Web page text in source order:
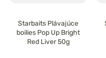
Starbaits Plávajúce
boilies Pop Up Bright
Red Liver 50g